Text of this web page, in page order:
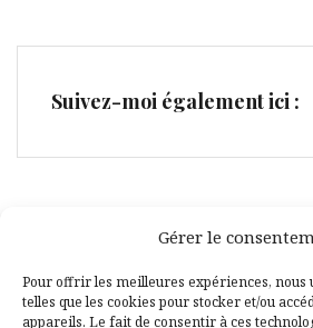
Gérer le
Pour offrir les meilleures expériences, nous
telles que les cookies pour stocker et/ou
appareils. Le fait de consentir à ces
Suivez-moi également ici :
Facebook
Pinterest